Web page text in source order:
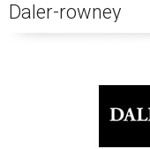
Daler-rowney